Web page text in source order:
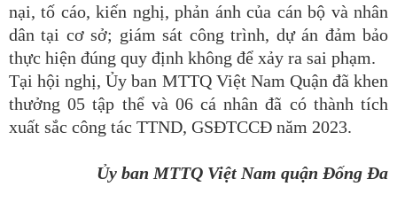
nại, tố cáo, kiến nghị, phản ánh của cán bộ và nhân
dân tại cơ sở; giám sát công trình, dự án đảm bảo
thực hiện đúng quy định không để xảy ra sai phạm.
Tại hội nghị, Ủy ban MTTQ Việt Nam Quận đã khen
thưởng 05 tập thể và 06 cá nhân đã có thành tích
xuất sắc công tác TTND, GSĐTCCĐ năm 2023.
Ủy ban MTTQ Việt Nam quận Đống Đa